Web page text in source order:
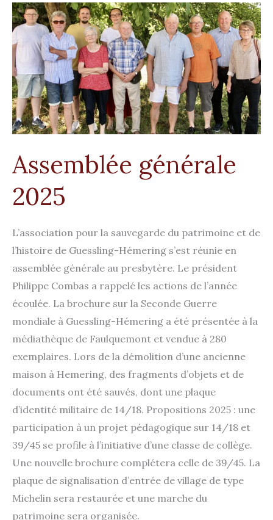
Assemblée générale
2025
L’association pour la sauvegarde du patrimoine et de
l’histoire de Guessling-Hémering s’est réunie en
assemblée générale au presbytère. Le président
Philippe Combas a rappelé les actions de l’année
écoulée. La brochure sur la Seconde Guerre
mondiale à Guessling-Hémering a été présentée à la
médiathèque de Faulquemont et vendue à 280
exemplaires. Lors de la démolition d’une ancienne
maison à Hemering, des fragments d’objets et de
documents ont été sauvés, dont une plaque
d’identité militaire de 14/18. Propositions 2025 : une
participation à un projet pédagogique sur 14/18 et
39/45 se profile à l’initiative d’une classe de collège.
Une nouvelle brochure complétera celle de 39/45. La
plaque de signalisation d’entrée de village de type
Michelin sera restaurée et une marche du
patrimoine sera organisée.
Assemblée
générale
2025